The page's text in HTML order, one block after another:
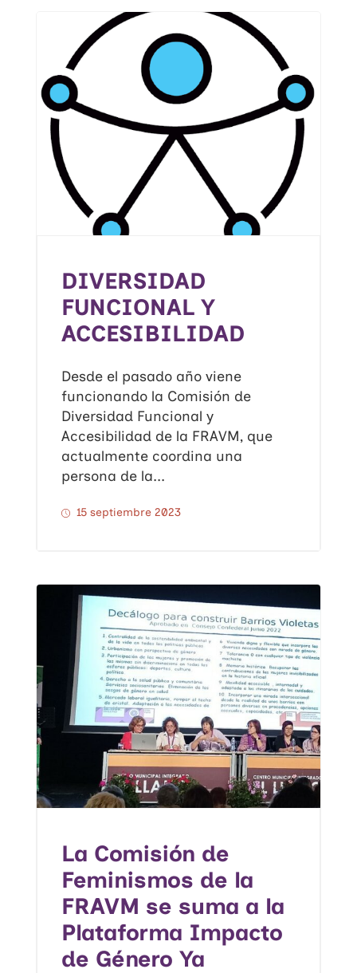
DIVERSIDAD
FUNCIONAL Y
ACCESIBILIDAD
Desde el pasado año viene
funcionando la Comisión de
Diversidad Funcional y
Accesibilidad de la FRAVM, que
actualmente coordina una
persona de la...
15 septiembre 2023
La Comisión de
Feminismos de la
FRAVM se suma a la
Plataforma Impacto
de Género Ya